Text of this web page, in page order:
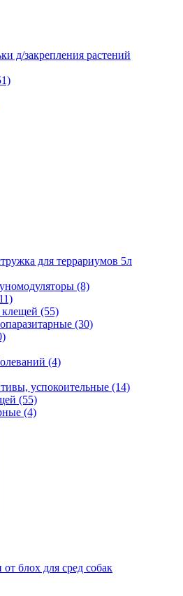
д/закрепления растений
для террариумов 5л
(8)
(55)
(30)
(4)
успокоительные (14)
(55)
(4)
блох для сред собак